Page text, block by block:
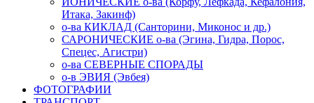
Итака, Закинф)
о-ва КИКЛАД (Санторини, Миконос и др.)
САРОНИЧЕСКИЕ о-ва (Эгина, Гидра, Порос,
Спецес, Агистри)
о-ва СЕВЕРНЫЕ СПОРАДЫ
о-в ЭВИЯ (Эвбея)
ФОТОГРАФИИ